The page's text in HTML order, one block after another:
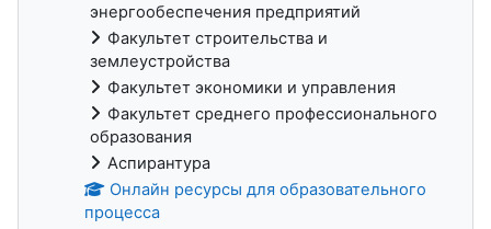
энергообеспечения предприятий
Факультет строительства и
землеустройства
Факультет экономики и управления
Факультет среднего профессионального
образования
Аспирантура
Онлайн ресурсы для образовательного
процесса